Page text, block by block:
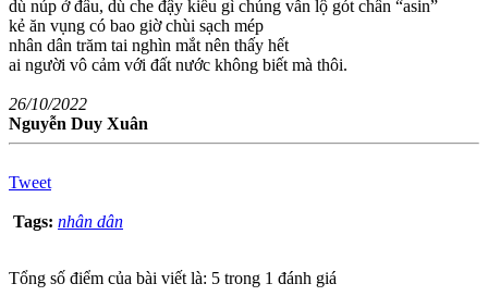
dù núp ở đâu, dù che đậy kiểu gì chúng vẫn lộ gót chân “asin”
kẻ ăn vụng có bao giờ chùi sạch mép
nhân dân trăm tai nghìn mắt nên thấy hết
ai người vô cảm với đất nước không biết mà thôi.
26/10/2022
Nguyễn Duy Xuân
Tweet
Tags: nhân dân
Tổng số điểm của bài viết là: 5 trong 1 đánh giá